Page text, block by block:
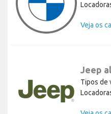
Veja os
Jeep
Tipos de